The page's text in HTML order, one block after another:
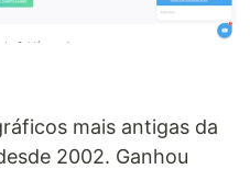
mais antigas da
2002. Ganhou